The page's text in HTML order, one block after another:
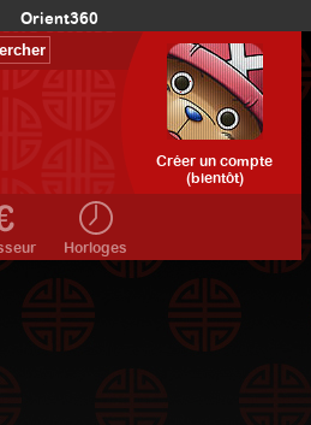
Orient360
Créer un compte
(bientôt)
Horloges